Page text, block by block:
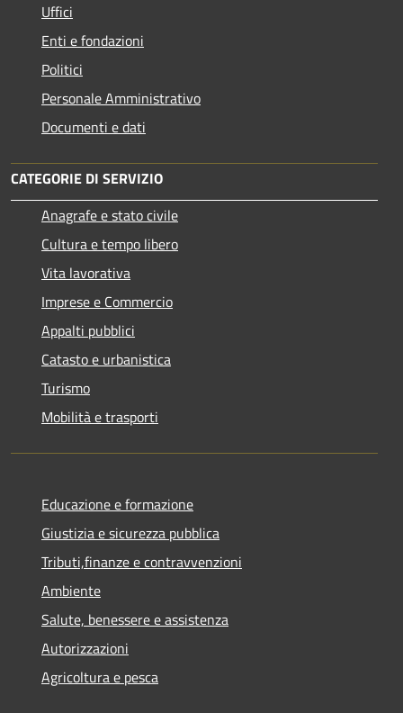
Uffici
Enti e fondazioni
Politici
Personale Amministrativo
Documenti e dati
CATEGORIE DI SERVIZIO
Anagrafe e stato civile
Cultura e tempo libero
Vita lavorativa
Imprese e Commercio
Appalti pubblici
Catasto e urbanistica
Turismo
Mobilità e trasporti
Educazione e formazione
Giustizia e sicurezza pubblica
Tributi,finanze e contravvenzioni
Ambiente
Salute, benessere e assistenza
Autorizzazioni
Agricoltura e pesca